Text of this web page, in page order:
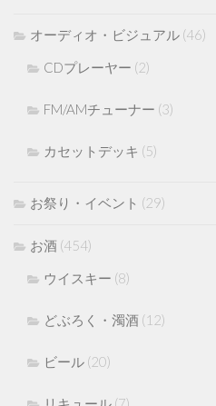
オーディオ・ビジュアル (46)
CDプレーヤー (2)
FM/AMチューナー (3)
カセットデッキ (5)
お祭り・イベント (29)
お酒 (454)
ウイスキー (8)
どぶろく・濁酒 (12)
ビール (20)